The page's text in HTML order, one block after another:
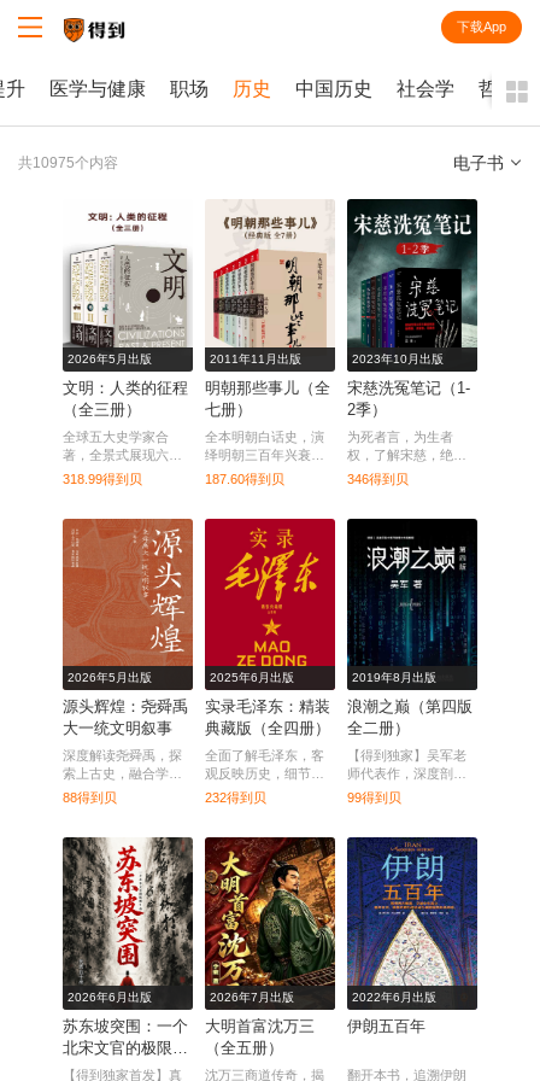
下载App
升 医学与健康 职场 历史 中国历史 社会学 哲学
共10975个内容 电子书
全部
课程
每天听本书
电子书
2026年5月出版
文明：人类的征程
（全三册）
全球五大史学家合
著，全景式展现六大
洲文明互动与历史转
318.99得到贝
2011年11月出版
明朝那些事儿（全
七册）
全本明朝白话史，演
绎明朝三百年兴衰风
云。
187.60得到贝
2023年10月出版
宋慈洗冤笔记（1-
2季）
为死者言，为生者
权，了解宋慈，绝大
多数人都读这本。
346得到贝
2026年5月出版
源头辉煌：尧舜禹
大一统文明叙事
深度解读尧舜禹，探
索上古史，融合学术
与传播，呈现文化精
88得到贝
2025年6月出版
实录毛泽东：精装
典藏版（全四册）
全面了解毛泽东，客
观反映历史，细节还
原真实。
232得到贝
2019年8月出版
浪潮之巅（第四版
全二册）
【得到独家】吴军老
师代表作，深度剖析
信息产业，掌握下一
99得到贝
2026年6月出版
苏东坡突围：一个
北宋文官的极限生
存
【得到独家首发】真
2026年7月出版
大明首富沈万三
（全五册）
沈万三商道传奇，揭
2022年6月出版
伊朗五百年
翻开本书，追溯伊朗